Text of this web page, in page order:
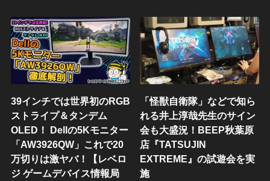
39インチでは世界初のRGB
ストライプ＆タンデム
OLED！ Dellの5Kモニター
「AW3926QW」これで20
万切りは激ヤバ！【レベロ
ジ ゲームデバイス情報局
「怪獣自衛隊」などで知ら
れる井上淳哉先生のサイン
会も大盛況！BEEP秋葉原
店『TATSUJIN
EXTREME』の試遊会を実
施